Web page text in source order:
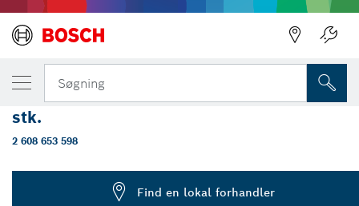
Søgning
...
DIN VALGTE VARIANT
S 1122 BF + 1 EXPERT Medium-Thick Tough
Metal S 1155 HHM Bajonetsavklingesæt,
stk.
2 608 653 598
Find en lokal forhandler